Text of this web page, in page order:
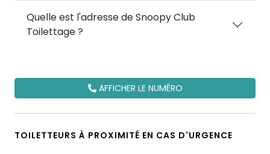
Quelle est l'adresse de Snoopy Club
Toilettage ?
AFFICHER LE NUMÉRO
TOILETTEURS À PROXIMITÉ EN CAS D'URGENCE